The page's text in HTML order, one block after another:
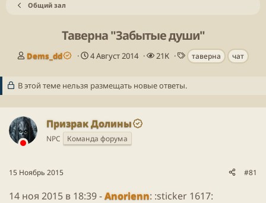
Общий зал
Таверна "Забытые души"
А
о
т
е
м
ы
Dems_dd
Д
а
а
ч
а
л
4 Август 2014
П
с
о
21К
Т
е
и
таверна чат
В этой теме нельзя размещать новые ответы.
Призрак Долины
NPC Команда форума
15 Ноябрь 2015 #81
14 ноя 2015 в 18:39 -Anorienn: :sticker 1617: